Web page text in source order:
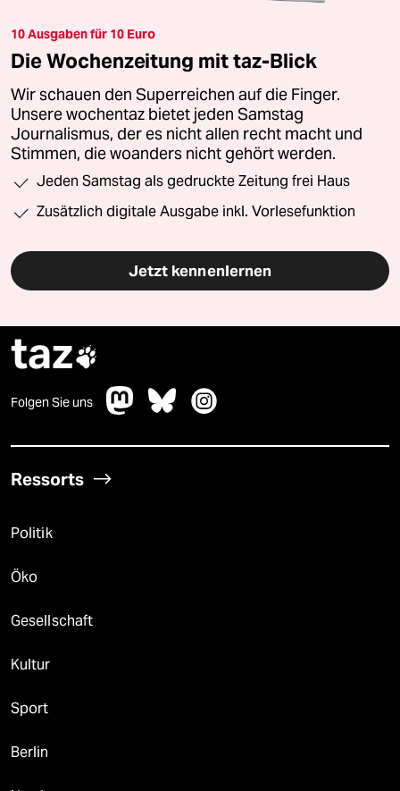
10 Ausgaben für 10 Euro
Die Wochenzeitung mit taz-Blick
Wir schauen den Superreichen auf die Finger.
Unsere wochentaz bietet jeden Samstag
Journalismus, der es nicht allen recht macht und
Stimmen, die woanders nicht gehört werden.
Jeden Samstag als gedruckte Zeitung frei Haus
Zusätzlich digitale Ausgabe inkl. Vorlesefunktion
Jetzt kennenlernen
taz
Folgen Sie uns
Ressorts
Politik
Öko
Gesellschaft
Kultur
Sport
Berlin